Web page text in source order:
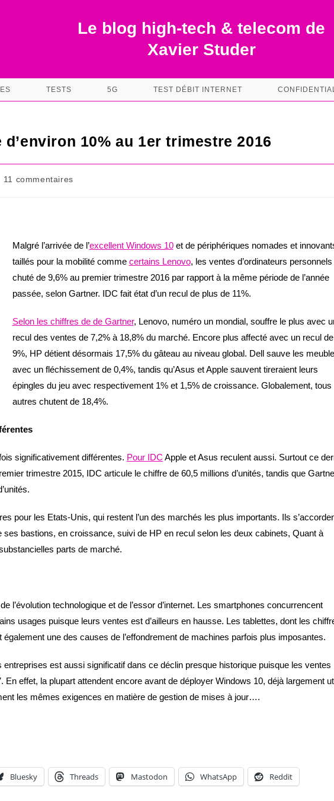
Le blog high-tech & telecom de
Xavier Studer
TESTS 5G TEST DÉBIT INTERNET
10% au 1er trimestre 2016
11 commentaires
Malgré l’arrivée de l’excellent Windows 10et de périphériques nomades et
taillés pour la mobilité comme certains Lenovo, les ventes d’ordinateurs personnels
chuté de 9,6% au premier trimestre 2016 par rapport à la même période de l’année
passée, selon Gartner. IDC fait état d’un recul de plus de 11%.
Selon les chiffres de de Gartner, Lenovo, numéro un mondial, souffre le plus avec
recul des ventes de 7,2% à 18,8% du marché. Encore plus affecté avec un recul de
9%, HP détient désormais 17,5% du gâteau au niveau global. Dell sauve les
avec un fléchissement de 0,4%, tandis qu’Asus et Apple sauvent tireraient leurs
épingles du jeu avec respectivement 1% et 1,5% de croissance. Globalement, tous
autres chutent de 18,4%.
significativement différentes. Pour IDC Apple et Asus reculent aussi. Surtout ce
trimestre 2015, IDC articule le chiffre de 60,5 millions d’unités, tandis que
pour les Etats-Unis, qui restent l’un des marchés les plus importants. Ils
ses bastions, en croissance, suivi de HP en recul selon les deux cabinets, Quant à
parts de marché.
l’évolution technologique et de l’essor d’internet. Les smartphones concurrencent
usages puisque leurs ventes est d’ailleurs en hausse. Les tablettes, dont les
une des causes de l’effondrement de machines parfois plus imposantes.
est aussi significatif dans ce déclin presque historique puisque les ventes
En effet, la plupart attendent encore avant de déployer Windows 10, déjà largement
les mêmes exigences en matière de gestion de mises à jour….
Bluesky Threads Mastodon WhatsApp Reddit